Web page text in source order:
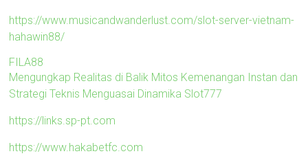
https://www.musicandwanderlust.com/slot-server-vietnam-
hahawin88/
FILA88
Mengungkap Realitas di Balik Mitos Kemenangan Instan dan
Strategi Teknis Menguasai Dinamika Slot777
https://links.sp-pt.com
https://www.hakabetfc.com